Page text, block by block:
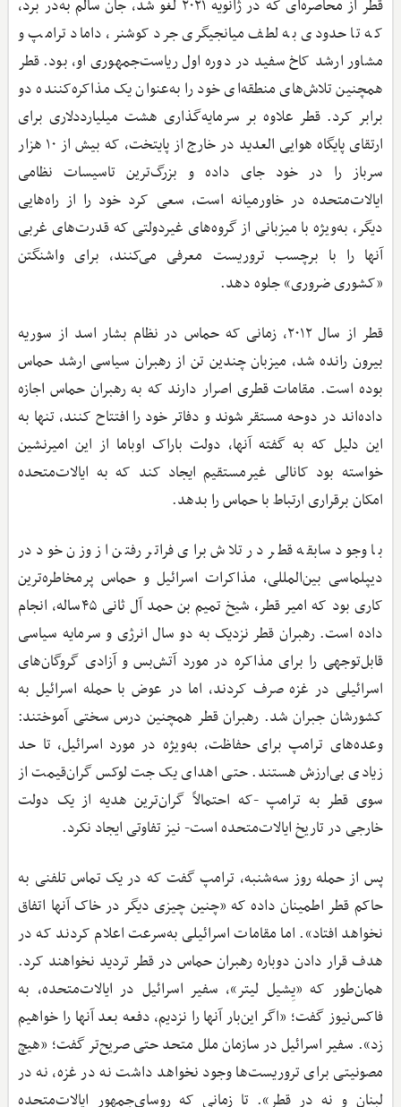
قطر از محاصره‌ای که در ژانویه ۲۰۲۱ لغو شد، جان سالم به‌در برد،
که تا حدودی به لطف میانجیگری جرد کوشنر، داماد ترامپ و
مشاور ارشد کاخ سفید در دوره اول ریاست‌جمهوری او، بود. قطر
همچنین تلاش‌های منطقه‌ای خود را به‌عنوان یک مذاکره‌کننده دو
برابر کرد. قطر علاوه بر سرمایه‌گذاری هشت میلیارد‌دلاری برای
ارتقای پایگاه هوایی العدید در خارج از پایتخت، که بیش از ۱۰ هزار
سرباز را در خود جای داده و بزرگ‌ترین تاسیسات نظامی
ایالات‌متحده در خاورمیانه است، سعی کرد خود را از راه‌هایی
دیگر، به‌ویژه با میزبانی از گروه‌های غیردولتی که قدرت‌های غربی
آنها را با برچسب تروریست معرفی می‌کنند، برای واشنگتن
«کشوری ضروری» جلوه دهد.
قطر از سال ۲۰۱۲، زمانی که حماس در نظام بشار اسد از سوریه
بیرون رانده شد، میزبان چندین تن از رهبران سیاسی ارشد حماس
بوده است. مقامات قطری اصرار دارند که به رهبران حماس اجازه
داده‌اند در دوحه مستقر شوند و دفاتر خود را افتتاح کنند، تنها به
این دلیل که به گفته آنها، دولت باراک اوباما از این امیرنشین
خواسته بود کانالی غیرمستقیم ایجاد کند که به ایالات‌متحده
امکان برقراری ارتباط با حماس را بدهد.
با وجود سابقه قطر در تلاش برای فراتر رفتن از وزن خود در
دیپلماسی بین‌المللی، مذاکرات اسرائیل و حماس پرمخاطره‌ترین
کاری بود که امیر قطر، شیخ تمیم بن حمد آل ثانی ۴۵ساله، انجام
داده است. رهبران قطر نزدیک به دو سال انرژی و سرمایه سیاسی
قابل‌توجهی را برای مذاکره در مورد آتش‌بس و آزادی گروگان‌های
اسرائیلی در غزه صرف کردند، اما در عوض با حمله اسرائیل به
کشورشان جبران شد. رهبران قطر همچنین درس سختی آموختند:
وعده‌های ترامپ برای حفاظت، به‌ویژه در مورد اسرائیل، تا حد
زیادی بی‌ارزش هستند. حتی اهدای یک جت لوکس گران‌قیمت از
سوی قطر به ترامپ -که احتمالاً گران‌ترین هدیه از یک دولت
خارجی در تاریخ ایالات‌متحده است- نیز تفاوتی ایجاد نکرد.
پس از حمله روز سه‌شنبه، ترامپ گفت که در یک تماس تلفنی به
حاکم قطر اطمینان داده که «چنین چیزی دیگر در خاک آنها اتفاق
نخواهد افتاد». اما مقامات اسرائیلی به‌سرعت اعلام کردند که در
هدف قرار دادن دوباره رهبران حماس در قطر تردید نخواهند کرد.
همان‌طور که «یِشیل لیتر»، سفیر اسرائیل در ایالات‌متحده، به
فاکس‌نیوز گفت؛ «اگر این‌بار آنها را نزدیم، دفعه بعد آنها را خواهیم
زد». سفیر اسرائیل در سازمان ملل متحد حتی صریح‌تر گفت؛ «هیچ
مصونیتی برای تروریست‌ها وجود نخواهد داشت نه در غزه، نه در
لبنان و نه در قطر». تا زمانی که روسای‌جمهور ایالات‌متحده